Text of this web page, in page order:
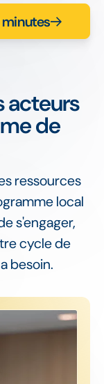
minutes
acteurs
de
ressources
local
s'engager,
cycle de
besoin.